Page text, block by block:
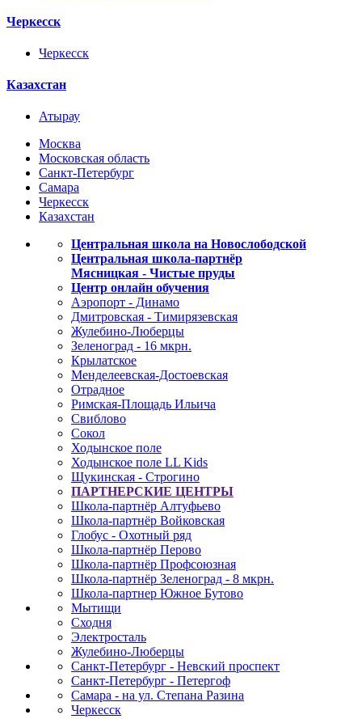
Черкесск
Черкесск
Казахстан
Атырау
Москва
Московская область
Санкт-Петербург
Самара
Черкесск
Казахстан
Центральная школа на Новослободской
Центральная школа-партнёр
Мясницкая - Чистые пруды
Центр онлайн обучения
Аэропорт - Динамо
Дмитровская - Тимирязевская
Жулебино-Люберцы
Зеленоград - 16 мкрн.
Крылатское
Менделеевская-Достоевская
Отрадное
Римская-Площадь Ильича
Свиблово
Сокол
Ходынское поле
Ходынское поле LL Kids
Щукинская - Строгино
ПАРТНЕРСКИЕ ЦЕНТРЫ
Школа-партнёр Алтуфьево
Школа-партнёр Войковская
Глобус - Охотный ряд
Школа-партнёр Перово
Школа-партнёр Профсоюзная
Школа-партнёр Зеленоград - 8 мкрн.
Школа-партнер Южное Бутово
Мытищи
Сходня
Электросталь
Жулебино-Люберцы
Санкт-Петербург - Невский проспект
Санкт-Петербург - Петергоф
Самара - на ул. Степана Разина
Черкесск